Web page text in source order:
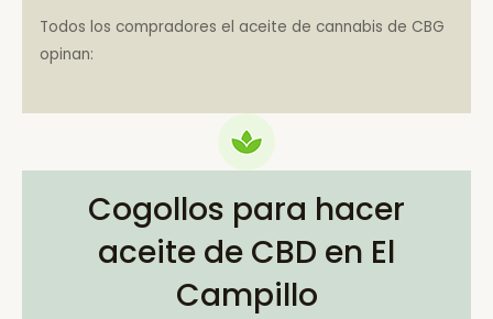
Todos los compradores el aceite de cannabis de CBG
opinan:
Cogollos para hacer
aceite de CBD en El
Campillo